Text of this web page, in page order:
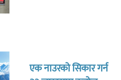
एक नाउरको सिकार गर्न